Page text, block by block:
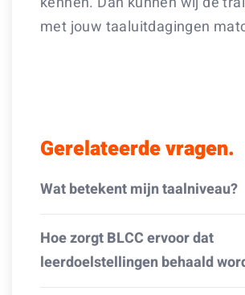
met jouw taaluitdagingen
Gerelateerde vragen.
Wat betekent mijn taalniveau?
Hoe zorgt BLCC ervoor dat
leerdoelstellingen behaald